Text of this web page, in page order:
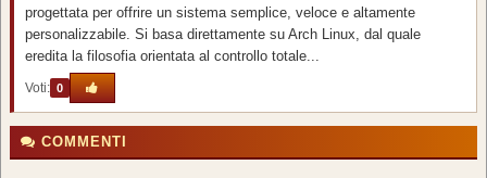
progettata per offrire un sistema semplice, veloce e altamente
personalizzabile. Si basa direttamente su Arch Linux, dal quale
eredita la filosofia orientata al controllo totale...
Voti: 0
COMMENTI